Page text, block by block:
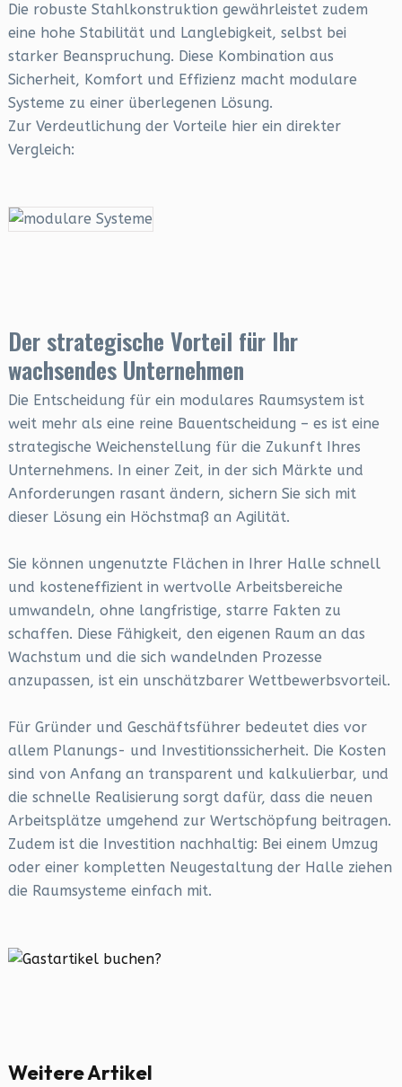
Die robuste Stahlkonstruktion gewährleistet zudem
eine hohe Stabilität und Langlebigkeit, selbst bei
starker Beanspruchung. Diese Kombination aus
Sicherheit, Komfort und Effizienz macht modulare
Systeme zu einer überlegenen Lösung.
Zur Verdeutlichung der Vorteile hier ein direkter
Vergleich:
Der strategische Vorteil für Ihr
wachsendes Unternehmen
Die Entscheidung für ein modulares Raumsystem ist
weit mehr als eine reine Bauentscheidung – es ist eine
strategische Weichenstellung für die Zukunft Ihres
Unternehmens. In einer Zeit, in der sich Märkte und
Anforderungen rasant ändern, sichern Sie sich mit
dieser Lösung ein Höchstmaß an Agilität.
Sie können ungenutzte Flächen in Ihrer Halle schnell
und kosteneffizient in wertvolle Arbeitsbereiche
umwandeln, ohne langfristige, starre Fakten zu
schaffen. Diese Fähigkeit, den eigenen Raum an das
Wachstum und die sich wandelnden Prozesse
anzupassen, ist ein unschätzbarer Wettbewerbsvorteil.
Für Gründer und Geschäftsführer bedeutet dies vor
allem Planungs- und Investitionssicherheit. Die Kosten
sind von Anfang an transparent und kalkulierbar, und
die schnelle Realisierung sorgt dafür, dass die neuen
Arbeitsplätze umgehend zur Wertschöpfung beitragen.
Zudem ist die Investition nachhaltig: Bei einem Umzug
oder einer kompletten Neugestaltung der Halle ziehen
die Raumsysteme einfach mit.
Weitere Artikel